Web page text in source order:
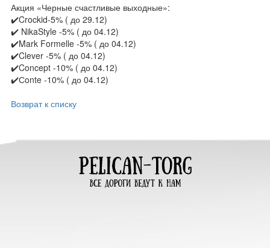
Акция «Черные счастливые выходные»:
✔️Crockid-5% ( до 29.12)
✔️ NikaStyle -5% ( до 04.12)
✔️Mark Formelle -5% ( до 04.12)
✔️Clever -5% ( до 04.12)
✔️Concept -10% ( до 04.12)
✔️Сonte -10% ( до 04.12)
Возврат к списку